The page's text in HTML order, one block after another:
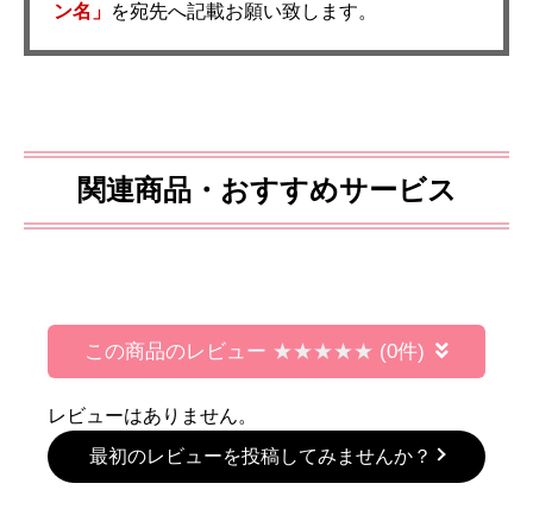
ン名」 を宛先へ記載お願い致します。
関連商品・おすすめサービス
この商品のレビュー (0件)
レビューはありません。
最初のレビューを投稿してみませんか？